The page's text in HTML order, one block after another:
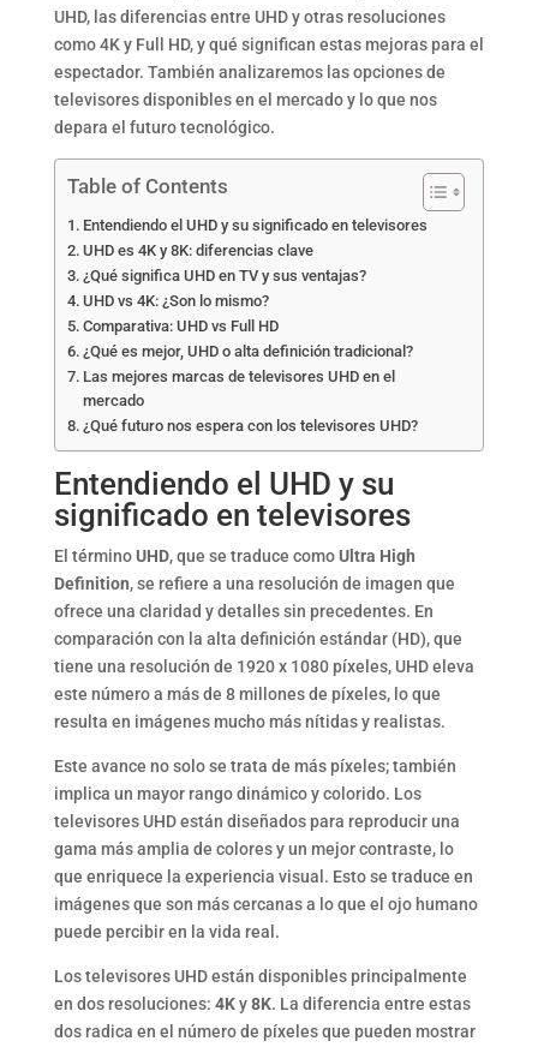
UHD, las diferencias entre UHD y otras resoluciones
como 4K y Full HD, y qué significan estas mejoras para el
espectador. También analizaremos las opciones de
televisores disponibles en el mercado y lo que nos
depara el futuro tecnológico.
Table of Contents
Entendiendo el UHD y su significado en televisores
UHD es 4K y 8K: diferencias clave
¿Qué significa UHD en TV y sus ventajas?
UHD vs 4K: ¿Son lo mismo?
Comparativa: UHD vs Full HD
¿Qué es mejor, UHD o alta definición tradicional?
Las mejores marcas de televisores UHD en el
mercado
¿Qué futuro nos espera con los televisores UHD?
Entendiendo el UHD y su
significado en televisores
El términoUHD, que se traduce comoUltra High
Definition, se refiere a una resolución de imagen que
ofrece una claridad y detalles sin precedentes. En
comparación con la alta definición estándar (HD), que
tiene una resolución de 1920 x 1080 píxeles, UHD eleva
este número a más de 8 millones de píxeles, lo que
resulta en imágenes mucho más nítidas y realistas.
Este avance no solo se trata de más píxeles; también
implica un mayor rango dinámico y colorido. Los
televisores UHD están diseñados para reproducir una
gama más amplia de colores y un mejor contraste, lo
que enriquece la experiencia visual. Esto se traduce en
imágenes que son más cercanas a lo que el ojo humano
puede percibir en la vida real.
Los televisores UHD están disponibles principalmente
en dos resoluciones: 4Ky8K. La diferencia entre estas
dos radica en el número de píxeles que pueden mostrar